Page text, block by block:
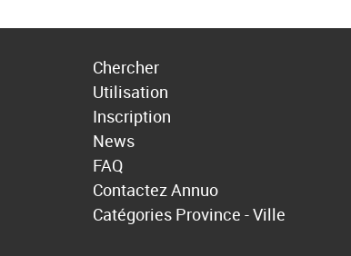
Chercher
Utilisation
Inscription
News
FAQ
Contactez Annuo
Catégories Province - Ville